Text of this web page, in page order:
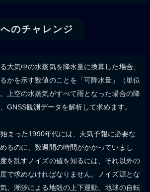
のチャレンジ
大気中の水蒸気を降水量に換算した場合、
かを示す数値のことを「可降水量」（単位
上空の水蒸気がすべて雨となった場合の降
GNSS観測データを解析して求めます。
まった1990年代には、天気予報に必要な
るのに、数週間の時間がかかっていまし
を乱すノイズの値を知るには、それ以外の
で求めなければなりません。ノイズ源とな
、潮汐による地殻の上下運動、地球の自転